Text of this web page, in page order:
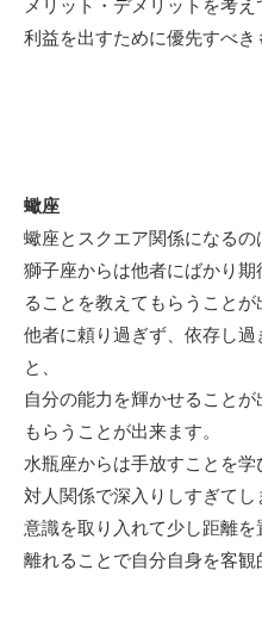
メリット・デメリットを考え
利益を出すために優先すべき
蠍座
蠍座とスクエア関係になるの
獅子座からは他者にばかり
ることを教えてもらうことが
他者に頼り過ぎず、依存し
と、
自分の能力を輝かせること
もらうことが出来ます。
水瓶座からは手放すことを学
対人関係で深入りしすぎて
意識を取り入れて少し距離を
離れることで自分自身を客観